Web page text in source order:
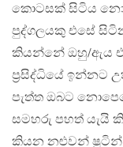
කොටසක් සිටිය
පුද්ගලයකු එසේ
කියන්නේ ඔහු/ඇය
ප්‍රසිද්ධියේ ඉන්නට
පැත්ත ඔබට
සමහරු පහත් යැයි
කියන නළුවන් ෂූටින්